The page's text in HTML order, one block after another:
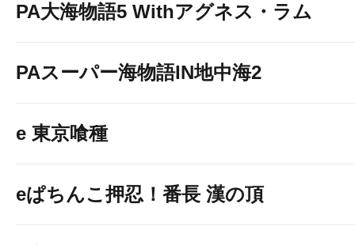
PA大海物語5 Withアグネス・ラム
PAスーパー海物語IN地中海2
e 東京喰種
eぱちんこ押忍！番長 漢の頂